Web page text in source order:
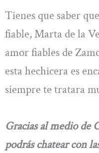
Tienes que saber
fiable, Marta de la
amor fiables de
esta hechicera es
siempre te tratara
Gracias al medio
podrás chatear con